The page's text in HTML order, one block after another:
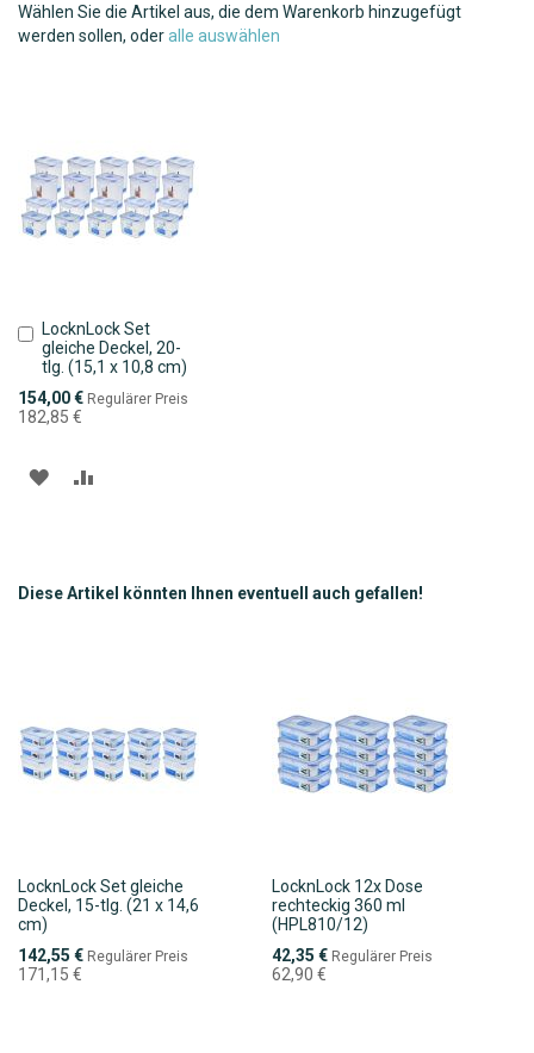
Wählen Sie die Artikel aus, die dem Warenkorb hinzugefügt
werden sollen, oderalle auswählen
LocknLock Set
gleiche Deckel, 20-
tlg. (15,1 x 10,8 cm)
Sonderpreis
154,00 € Regulärer Preis
182,85 €
In
den
Warenkorb
ZUR
Diese Artikel könnten Ihnen eventuell auch gefallen!
LocknLock Set gleiche
Deckel, 15-tlg. (21 x 14,6
cm)
Sonderpreis
142,55 € Regulärer Preis
171,15 €
LocknLock 12x Dose
rechteckig 360 ml
(HPL810/12)
Sonderpreis
42,35 € Regulärer Preis
62,90 €